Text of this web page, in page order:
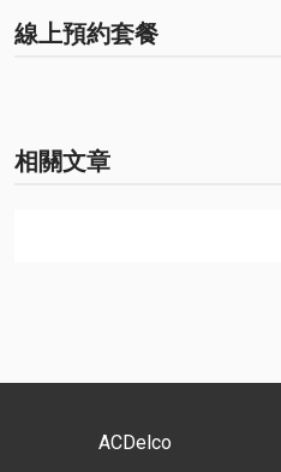
線上預約套餐
相關文章
ACDelco